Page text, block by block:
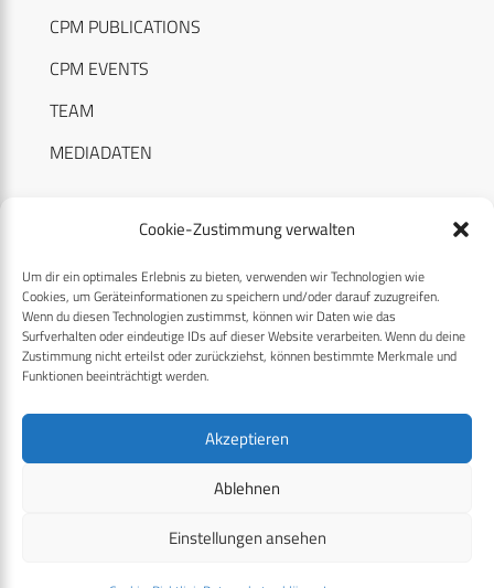
Cookie-Zustimmung verwalten
Um dir ein optimales Erlebnis zu bieten, verwenden wir Technologien wie
Cookies, um Geräteinformationen zu speichern und/oder darauf zuzugreifen.
Wenn du diesen Technologien zustimmst, können wir Daten wie das
Surfverhalten oder eindeutige IDs auf dieser Website verarbeiten. Wenn du deine
Zustimmung nicht erteilst oder zurückziehst, können bestimmte Merkmale und
Funktionen beeinträchtigt werden.
Akzeptieren
Ablehnen
Einstellungen ansehen
CPM PUBLICATIONS
CPM EVENTS
TEAM
MEDIADATEN
RECHTLICHES
Datenschutzerklärung
Cookie-Richtlinie (EU)